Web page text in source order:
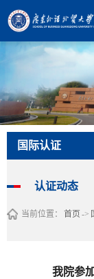
国际认证
认证动态
当前位置： 首页 ->
我院参